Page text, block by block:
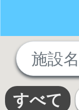
results
found
すべて